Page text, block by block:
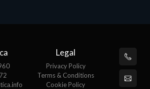
Legal
Privacy Policy
Terms & Conditions
Cookie Policy